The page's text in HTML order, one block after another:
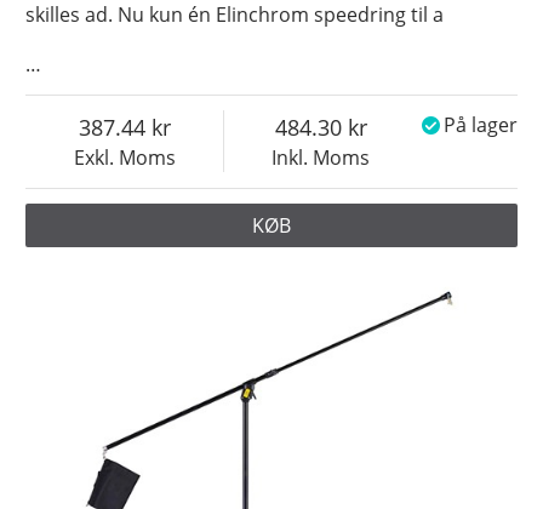
skilles ad. Nu kun én Elinchrom speedring til a
…
Exkl. Moms
387.44
Inkl. Moms
484.30 På lager
KØB